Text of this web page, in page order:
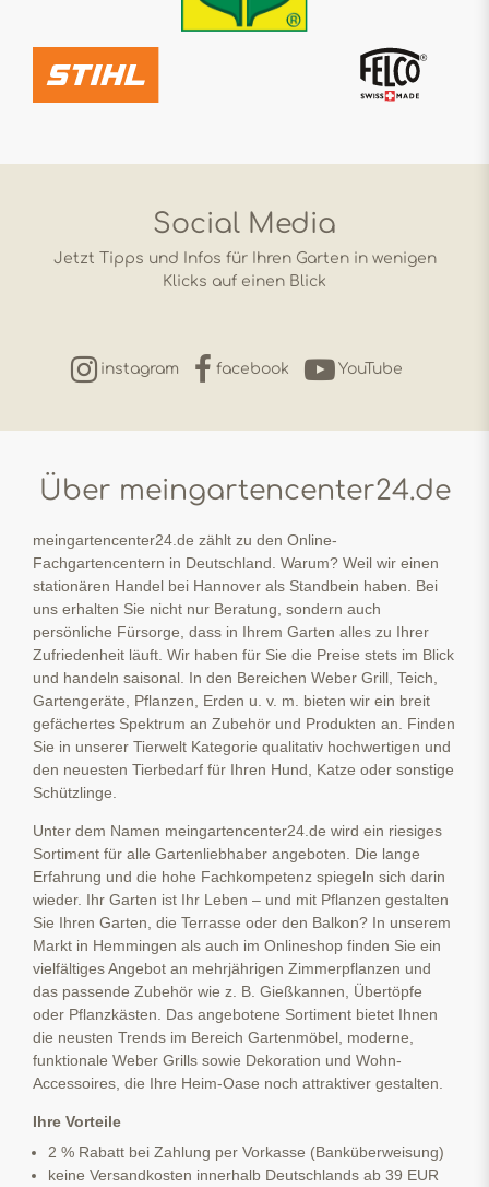
Social Media
Jetzt Tipps und Infos für Ihren Garten in wenigen
Klicks auf einen Blick
instagram facebook YouTube
Über meingartencenter24.de
meingartencenter24.de zählt zu den Online-
Fachgartencentern in Deutschland. Warum? Weil wir einen
stationären Handel bei Hannover als Standbein haben. Bei
uns erhalten Sie nicht nur Beratung, sondern auch
persönliche Fürsorge, dass in Ihrem Garten alles zu Ihrer
Zufriedenheit läuft. Wir haben für Sie die Preise stets im Blick
und handeln saisonal. In den Bereichen Weber Grill, Teich,
Gartengeräte, Pflanzen, Erden u. v. m. bieten wir ein breit
gefächertes Spektrum an Zubehör und Produkten an. Finden
Sie in unserer Tierwelt Kategorie qualitativ hochwertigen und
den neuesten Tierbedarf für Ihren Hund, Katze oder sonstige
Schützlinge.
Unter dem Namen meingartencenter24.de wird ein riesiges
Sortiment für alle Gartenliebhaber angeboten. Die lange
Erfahrung und die hohe Fachkompetenz spiegeln sich darin
wieder. Ihr Garten ist Ihr Leben – und mit Pflanzen gestalten
Sie Ihren Garten, die Terrasse oder den Balkon? In unserem
Markt in Hemmingen als auch im Onlineshop finden Sie ein
vielfältiges Angebot an mehrjährigen Zimmerpflanzen und
das passende Zubehör wie z. B. Gießkannen, Übertöpfe
oder Pflanzkästen. Das angebotene Sortiment bietet Ihnen
die neusten Trends im Bereich Gartenmöbel, moderne,
funktionale Weber Grills sowie Dekoration und Wohn-
Accessoires, die Ihre Heim-Oase noch attraktiver gestalten.
Ihre Vorteile
2 % Rabatt bei Zahlung per Vorkasse (Banküberweisung)
keine Versandkosten innerhalb Deutschlands ab 39 EUR